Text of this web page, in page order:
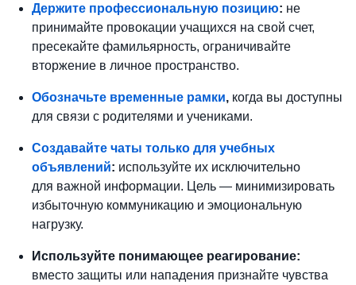
Держите профессиональную позицию: не
принимайте провокации учащихся на свой счет,
пресекайте фамильярность, ограничивайте
вторжение в личное пространство.
Обозначьте временные рамки, когда вы доступны
для связи с родителями и учениками.
Создавайте чаты только для учебных
объявлений: используйте их исключительно
для важной информации. Цель — минимизировать
избыточную коммуникацию и эмоциональную
нагрузку.
Используйте понимающее реагирование:
вместо защиты или нападения признайте чувства